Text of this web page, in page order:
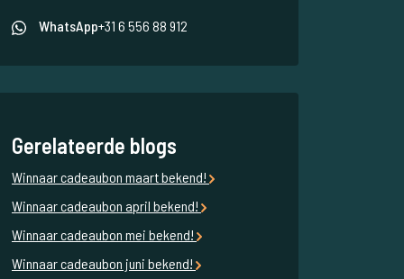
WhatsApp+31 6 556 88 912
Gerelateerde blogs
Winnaar cadeaubon maart bekend!
Winnaar cadeaubon april bekend!
Winnaar cadeaubon mei bekend!
Winnaar cadeaubon juni bekend!